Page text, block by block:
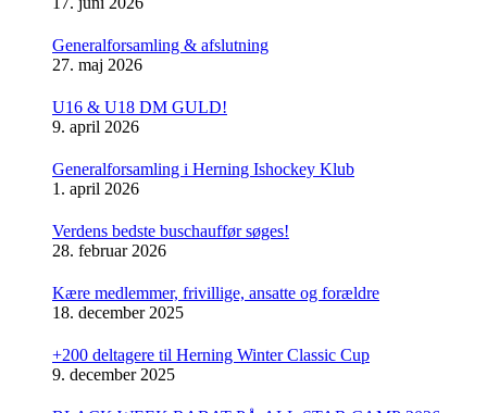
Generalforsamling & afslutning
27. maj 2026
U16 & U18 DM GULD!
9. april 2026
Generalforsamling i Herning Ishockey Klub
1. april 2026
Verdens bedste buschauffør søges!
28. februar 2026
Kære medlemmer, frivillige, ansatte og forældre
18. december 2025
+200 deltagere til Herning Winter Classic Cup
9. december 2025